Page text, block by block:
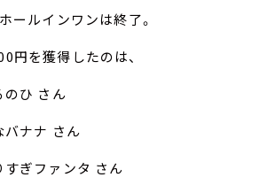
ールインワンは終了。
を獲得したのは、
ひ さん
ナナ さん
ぎファンタ さん